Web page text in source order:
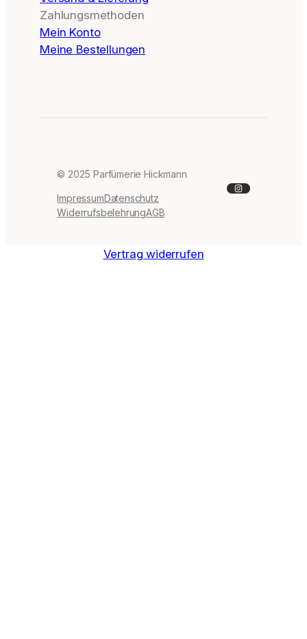
Zahlungsmethoden
Mein Konto
Meine Bestellungen
© 2025 Parfümerie Hickmann
ImpressumDatenschutz
WiderrufsbelehrungAGB
Instagram
Vertrag widerrufen